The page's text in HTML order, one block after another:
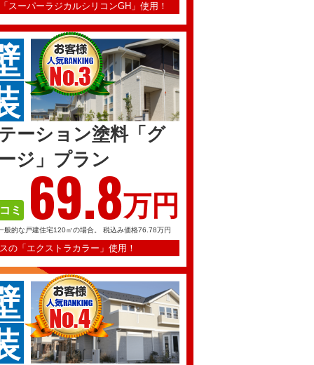
スーパーラジカルシリコンGH」使用！
ーション塗料「グ
ジ」プラン
ミ 69.8万円
般的な戸建住宅120㎡の場合。 税込み価格76.78万円
の「エクストラカラー」使用！